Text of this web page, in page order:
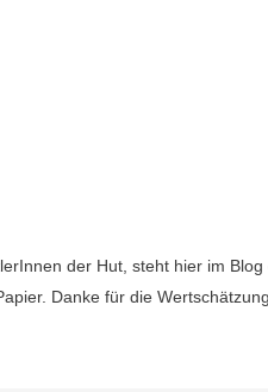
der Hut, steht hier im
Danke für die